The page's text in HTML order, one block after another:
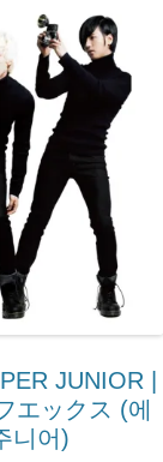
JUNIOR |
エックス (에
니어)